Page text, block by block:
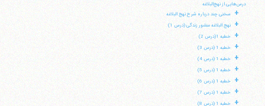
درس‌هایی از نهج‌البلاغه
+ سخنی چند درباره شرح نهج البلاغه
+ نهج البلاغه منشور زندگی (درس 1)
+ خطبه 1(درس 2)
+ خطبه 1 (درس 3)
+ خطبه 1 (درس 4)
+ خطبه 1 (درس 5)
+ خطبه 1 (درس 6)
+ خطبه 1 (درس 7)
+ خطبه 1 (درس 8)